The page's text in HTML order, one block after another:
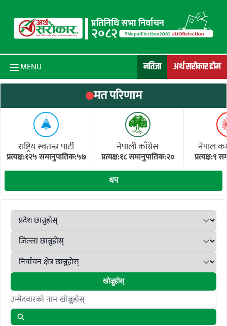
MENU नतिजा अर्थ सरोकार होम
मत परिणाम
राष्ट्रिय स्वतन्त्र पार्टी
प्रत्यक्ष:१२५ समानुपातिक:५७
नेपाली काँग्रेस
प्रत्यक्ष:१८ समानुपातिक:२०
नेपाल
प्रत्यक्ष:९
थप
खोज्नुहोस्
Search candidates